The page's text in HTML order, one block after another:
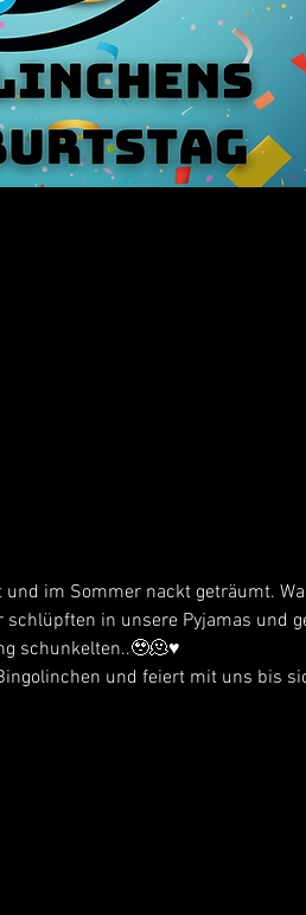
im Sommer nackt geträumt.
in unsere Pyjamas und
schunkelten..🥹🫠♥️
und feiert mit uns bis